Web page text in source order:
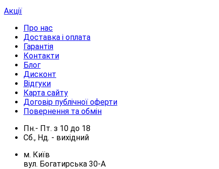
Акції
Про нас
Доставка і оплата
Гарантія
Контакти
Блог
Дисконт
Відгуки
Карта сайту
Договір публічної оферти
Повернення та обмін
Пн.- Пт. з 10 до 18
Сб., Нд. - вихідний
м. Київ
вул. Богатирська 30-А